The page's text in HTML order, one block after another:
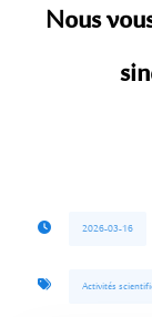
Nous
2026-03-16
Activités